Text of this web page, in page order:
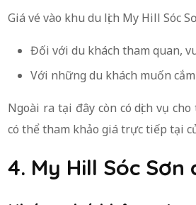
Giá vé vào khu du lịch My Hill Sóc
Đối với du khách tham quan,
Với những du khách muốn
Ngoài ra tại đây còn có dịch vụ
có thể tham khảo giá trực tiếp tại
4. My Hill Sóc Sơn